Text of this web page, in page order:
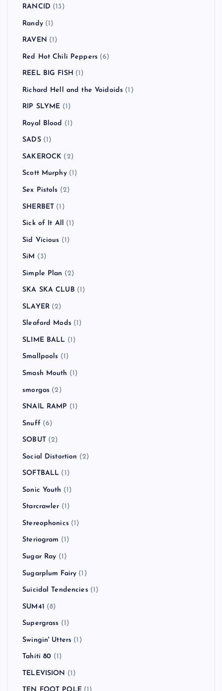
RANCID (13)
Randy(1)
RAVEN (1)
Red Hot Chili Peppers (6)
REEL BIG FISH (1)
Richard Hell and the Voidoids (1)
RIP SLYME (1)
Royal Blood (1)
SADS(1)
SAKEROCK (2)
Scott Murphy(1)
Sex Pistols (2)
SHERBET (1)
Sick of It All (1)
Sid Vicious (1)
SiM (3)
Simple Plan (2)
SKA SKA CLUB (1)
SLAYER(2)
Sleaford Mods(1)
SLIME BALL (1)
Smallpools (1)
Smash Mouth (1)
smorgas (2)
SNAIL RAMP (1)
Snuff (6)
SOBUT(2)
Social Distortion (2)
SOFTBALL (1)
Sonic Youth (1)
Starcrawler (1)
Stereophonics(1)
Steriogram (1)
Sugar Ray (1)
Sugarplum Fairy (1)
Suicidal Tendencies(1)
SUM41 (8)
Supergrass (1)
Swingin' Utters (1)
Tahiti 80 (1)
TELEVISION (1)